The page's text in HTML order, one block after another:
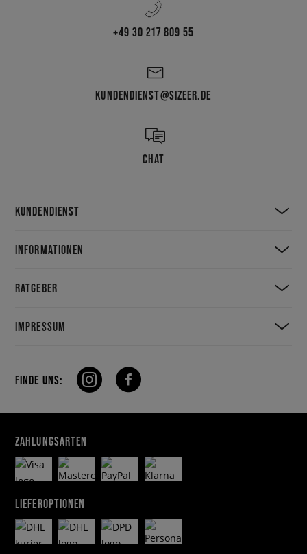
+49 30 217 809 55
KUNDENDIENST@SIZEER.DE
CHAT
KUNDENDIENST
INFORMATIONEN
RATGEBER
IMPRESSUM
FINDE UNS:
ZAHLUNGSARTEN
LIEFEROPTIONEN